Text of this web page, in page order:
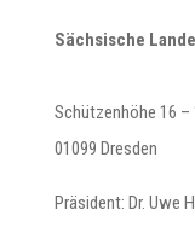
Sächsische
Schützenhöhe 16 –
01099 Dresden
Präsident: Dr. Uwe